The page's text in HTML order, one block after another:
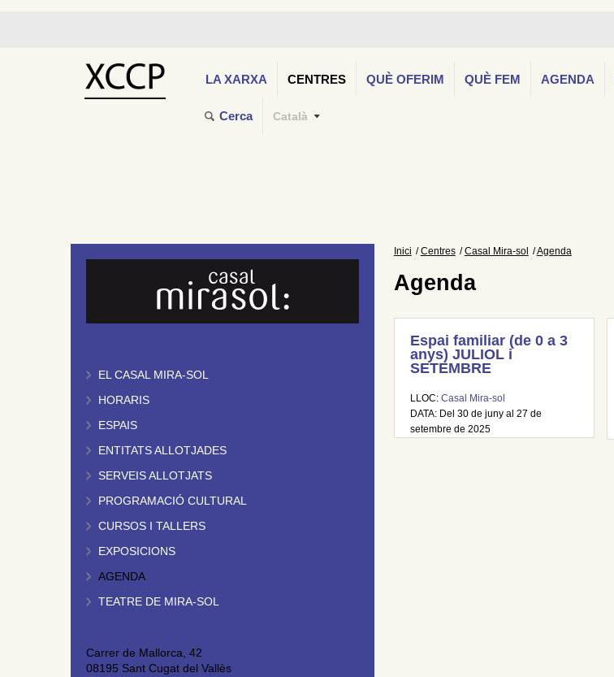
LA XARXA CENTRES QUÈ OFERIM QUÈ FEM AGENDA
Cerca Català
EL CASAL MIRA-SOL
HORARIS
ESPAIS
ENTITATS ALLOTJADES
SERVEIS ALLOTJATS
PROGRAMACIÓ CULTURAL
CURSOS I TALLERS
EXPOSICIONS
AGENDA
TEATRE DE MIRA-SOL
Carrer de Mallorca, 42
08195 Sant Cugat del Vallès
Inici Centres Casal Mira-sol Agenda
Agenda
Espai familiar (de 0 a 3
anys) JULIOL i
SETEMBRE
LLOC: Casal Mira-sol
DATA: Del 30 de juny al 27 de
setembre de 2025